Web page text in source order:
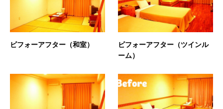
ビフォーアフター（和室）
ビフォーアフター（ツインル
ーム）